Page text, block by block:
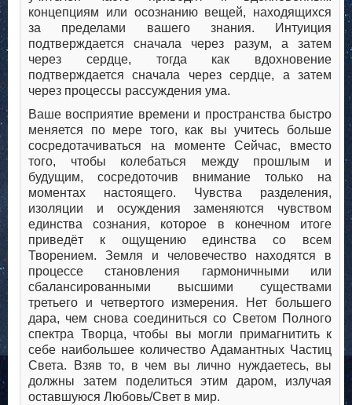
концепциям или осознанию вещей, находящихся
за пределами вашего знания. Интуиция
подтверждается сначала через разум, а затем
через сердце, тогда как вдохновение
подтверждается сначала через сердце, а затем
через процессы рассуждения ума.
Ваше восприятие времени и пространства быстро
меняется по мере того, как вы учитесь больше
сосредотачиваться на моменте Сейчас, вместо
того, чтобы колебаться между прошлым и
будущим, сосредоточив внимание только на
моментах настоящего. Чувства разделения,
изоляции и осуждения заменяются чувством
единства сознания, которое в конечном итоге
приведёт к ощущению единства со всем
Творением. Земля и человечество находятся в
процессе становления гармоничными или
сбалансированными высшими существами
третьего и четвертого измерения. Нет большего
дара, чем снова соединиться со Светом Полного
спектра Творца, чтобы вы могли примагнитить к
себе наибольшее количество Адамантных Частиц
Света. Взяв то, в чем вы лично нуждаетесь, вы
должны затем поделиться этим даром, излучая
оставшуюся Любовь/Свет в мир.